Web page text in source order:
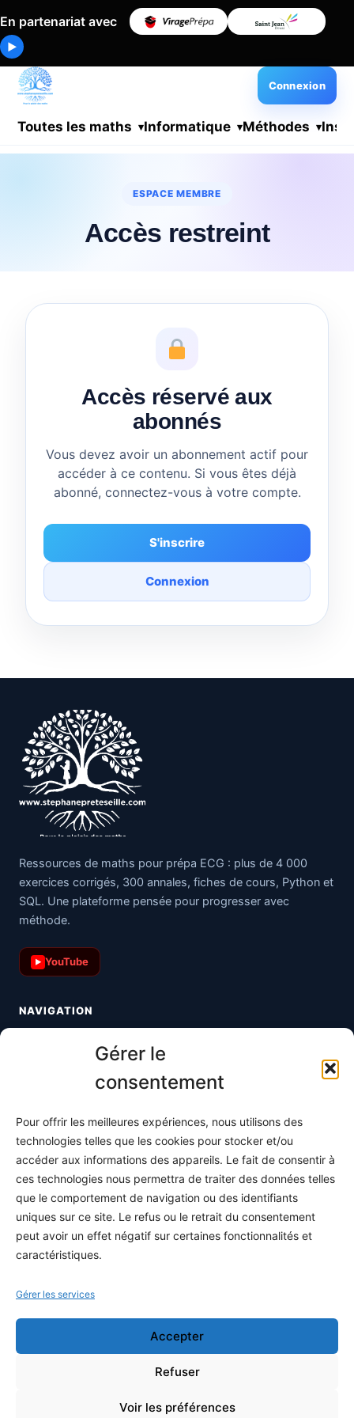
Gérer le
consentement
Pour offrir les meilleures expériences, nous utilisons des
technologies telles que les cookies pour stocker et/ou
accéder aux informations des appareils. Le fait de consentir à
ces technologies nous permettra de traiter des données telles
que le comportement de navigation ou des identifiants
uniques sur ce site. Le refus ou le retrait du consentement
peut avoir un effet négatif sur certaines fonctionnalités et
caractéristiques.
Gérer les services
Accepter
Refuser
Voir les préférences
En partenariat avec
▶
Toutes les maths Informatique Méthodes
Connexion
ESPACE MEMBRE
Accès restreint
Accès réservé aux
abonnés
Vous devez avoir un abonnement actif pour
accéder à ce contenu. Si vous êtes déjà
abonné, connectez-vous à votre compte.
S'inscrire
Connexion
Ressources de maths pour prépa ECG : plus de 4 000
exercices corrigés, 300 annales, fiches de cours, Python et
SQL. Une plateforme pensée pour progresser avec
méthode.
▶ YouTube
NAVIGATION
Toutes les maths
S'abonner
À propos
Contact / Support
Mes publications
INFORMATIONS LÉGALES
Conditions générales de vente